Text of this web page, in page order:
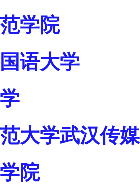
学院
语大学
大学武汉传
院